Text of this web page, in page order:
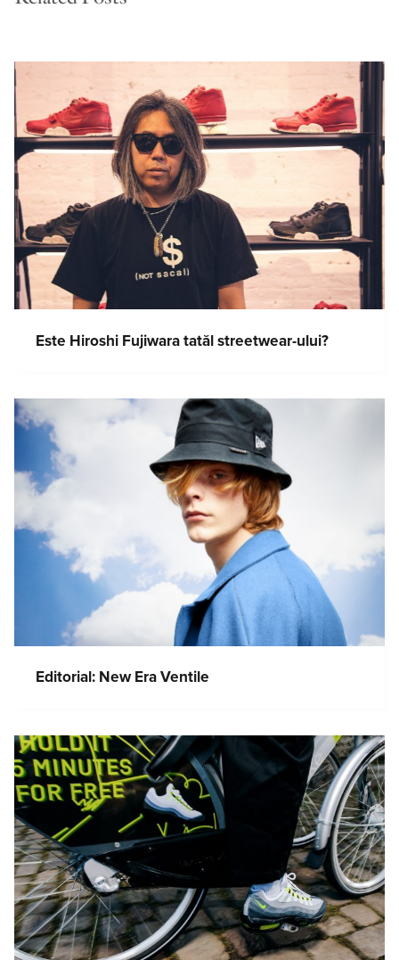
Este Hiroshi Fujiwara tatăl streetwear-ului?
Editorial: New Era Ventile